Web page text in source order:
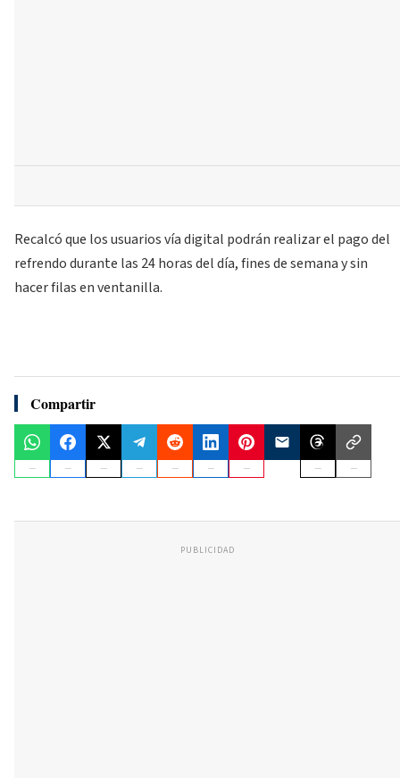
Recalcó que los usuarios vía digital podrán realizar el pago del
refrendo durante las 24 horas del día, fines de semana y sin
hacer filas en ventanilla.
Compartir
PUBLICIDAD